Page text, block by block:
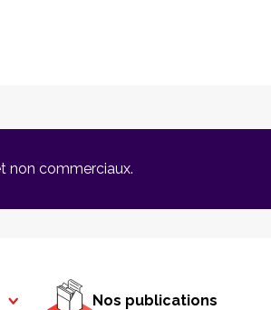
non commerciaux.
Nos publications